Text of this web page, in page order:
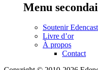
Menu
Soutenir Edencast
Livre d’or
À propos
Contact